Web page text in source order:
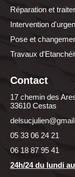
Réparation et
Intervention
Pose et
Travaux
Contact
17 chemin des
33610 Cestas
05 33 06 24 21
06 18 87 95 41
24h/24 du lundi